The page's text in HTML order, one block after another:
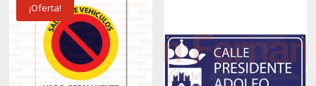
¡Oferta!